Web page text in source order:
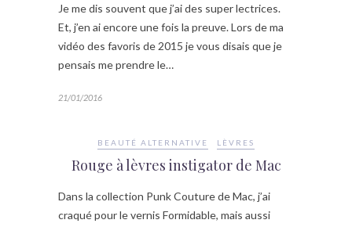
Je me dis souvent que j’ai des super lectrices.
Et, j’en ai encore une fois la preuve. Lors de ma
vidéo des favoris de 2015 je vous disais que je
pensais me prendre le…
21/01/2016
BEAUTÉ ALTERNATIVE LÈVRES
Rouge à lèvres instigator de Mac
Dans la collection Punk Couture de Mac, j’ai
craqué pour le vernis Formidable, mais aussi